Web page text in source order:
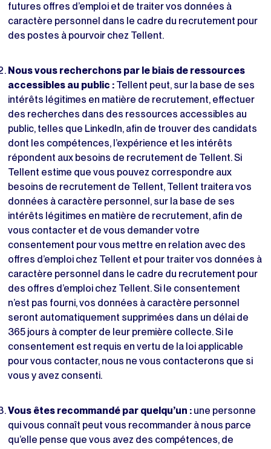
futures offres d’emploi et de traiter vos données à
caractère personnel dans le cadre du recrutement pour
des postes à pourvoir chez Tellent.
Nous vous recherchons par le biais de ressources
accessibles au public : Tellent peut, sur la base de ses
intérêts légitimes en matière de recrutement, effectuer
des recherches dans des ressources accessibles au
public, telles que LinkedIn, afin de trouver des candidats
dont les compétences, l’expérience et les intérêts
répondent aux besoins de recrutement de Tellent. Si
Tellent estime que vous pouvez correspondre aux
besoins de recrutement de Tellent, Tellent traitera vos
données à caractère personnel, sur la base de ses
intérêts légitimes en matière de recrutement, afin de
vous contacter et de vous demander votre
consentement pour vous mettre en relation avec des
offres d’emploi chez Tellent et pour traiter vos données à
caractère personnel dans le cadre du recrutement pour
des offres d’emploi chez Tellent. Si le consentement
n’est pas fourni, vos données à caractère personnel
seront automatiquement supprimées dans un délai de
365 jours à compter de leur première collecte. Si le
consentement est requis en vertu de la loi applicable
pour vous contacter, nous ne vous contacterons que si
vous y avez consenti.
Vous êtes recommandé par quelqu’un : une personne
qui vous connaît peut vous recommander à nous parce
qu’elle pense que vous avez des compétences, de